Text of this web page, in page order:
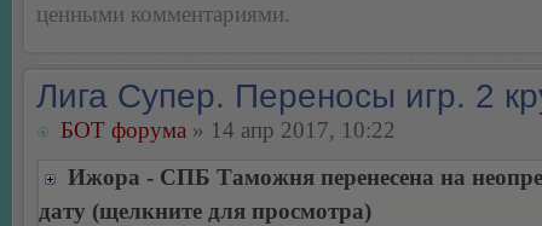
ценными комментариями.
Лига Супер. Переносы игр. 2
БОТ форума » 14 апр 2017, 10:22
Ижора - СПБ Таможня перенесена на
дату (щелкните для просмотра)